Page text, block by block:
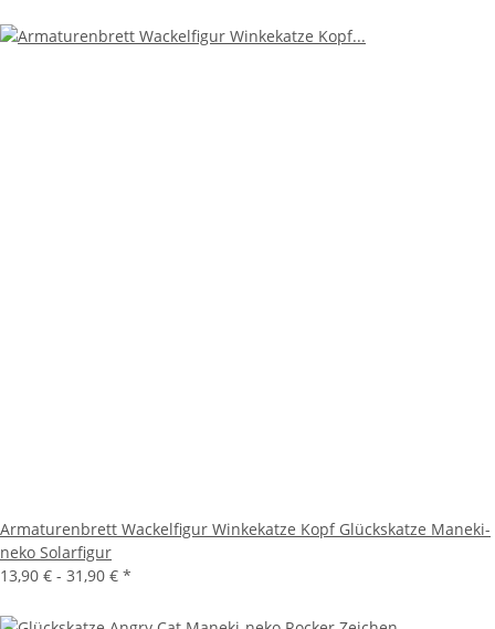
Armaturenbrett Wackelfigur Winkekatze Kopf Glückskatze Maneki-
neko Solarfigur
13,90 € - 31,90 € *